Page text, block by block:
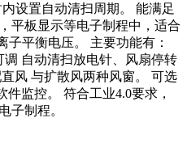
设置自动清扫周期。 能满足
平板显示等电子制程中，适合
子平衡电压。 主要功能有：
自动清扫放电针、风扇停转
风 与扩散风两种风窗。 可选
监控。 符合工业4.0要求，
子制程。